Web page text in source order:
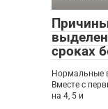
сроках
Нормальные
Вместе с
на 4, 5 и